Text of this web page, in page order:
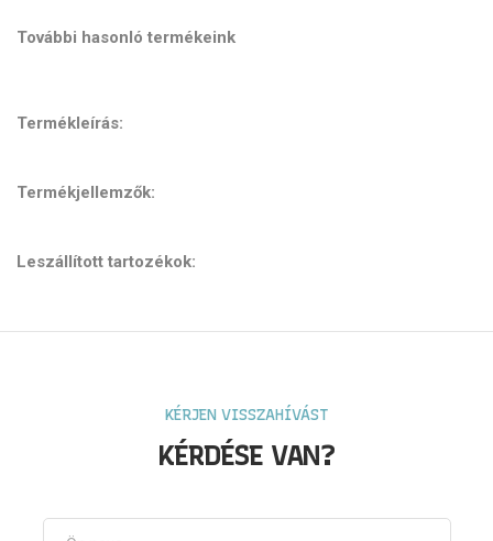
További hasonló termékeink
Termékleírás:
Termékjellemzők:
Leszállított tartozékok:
KÉRJEN VISSZAHÍVÁST
KÉRDÉSE VAN?